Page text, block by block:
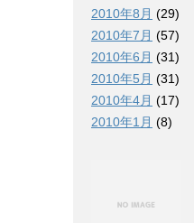
2010年8月 (29)
2010年7月 (57)
2010年6月 (31)
2010年5月 (31)
2010年4月 (17)
2010年1月 (8)